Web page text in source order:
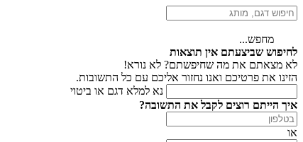
מחפש...
לחיפוש שביצעתם אין תוצאות
לא מצאתם את מה שחיפשתם? לא נורא!
הזינו את פרטיכם ואנו נחזור אליכם עם כל התשובות.
נא למלא דגם או ביטוי
איך הייתם רוצים לקבל את התשובה?
או